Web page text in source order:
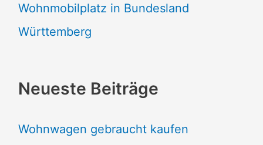
Wohnmobilplatz in Bundesland
Württemberg
Neueste Beiträge
Wohnwagen gebraucht kaufen